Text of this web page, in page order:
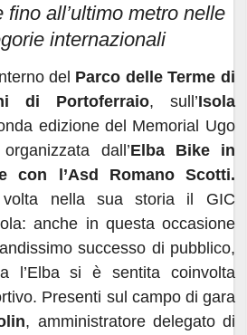
fino all’ultimo metro nelle
internazionali
del Parco delle Terme di
di Portoferraio, sull’Isola
edizione del Memorial Ugo
dall’Elba Bike in
con l’Asd Romano Scotti.
nella sua storia il GIC
anche in questa occasione
successo di pubblico,
l’Elba si è sentita coinvolta
Presenti sul campo di gara
, amministratore delegato di